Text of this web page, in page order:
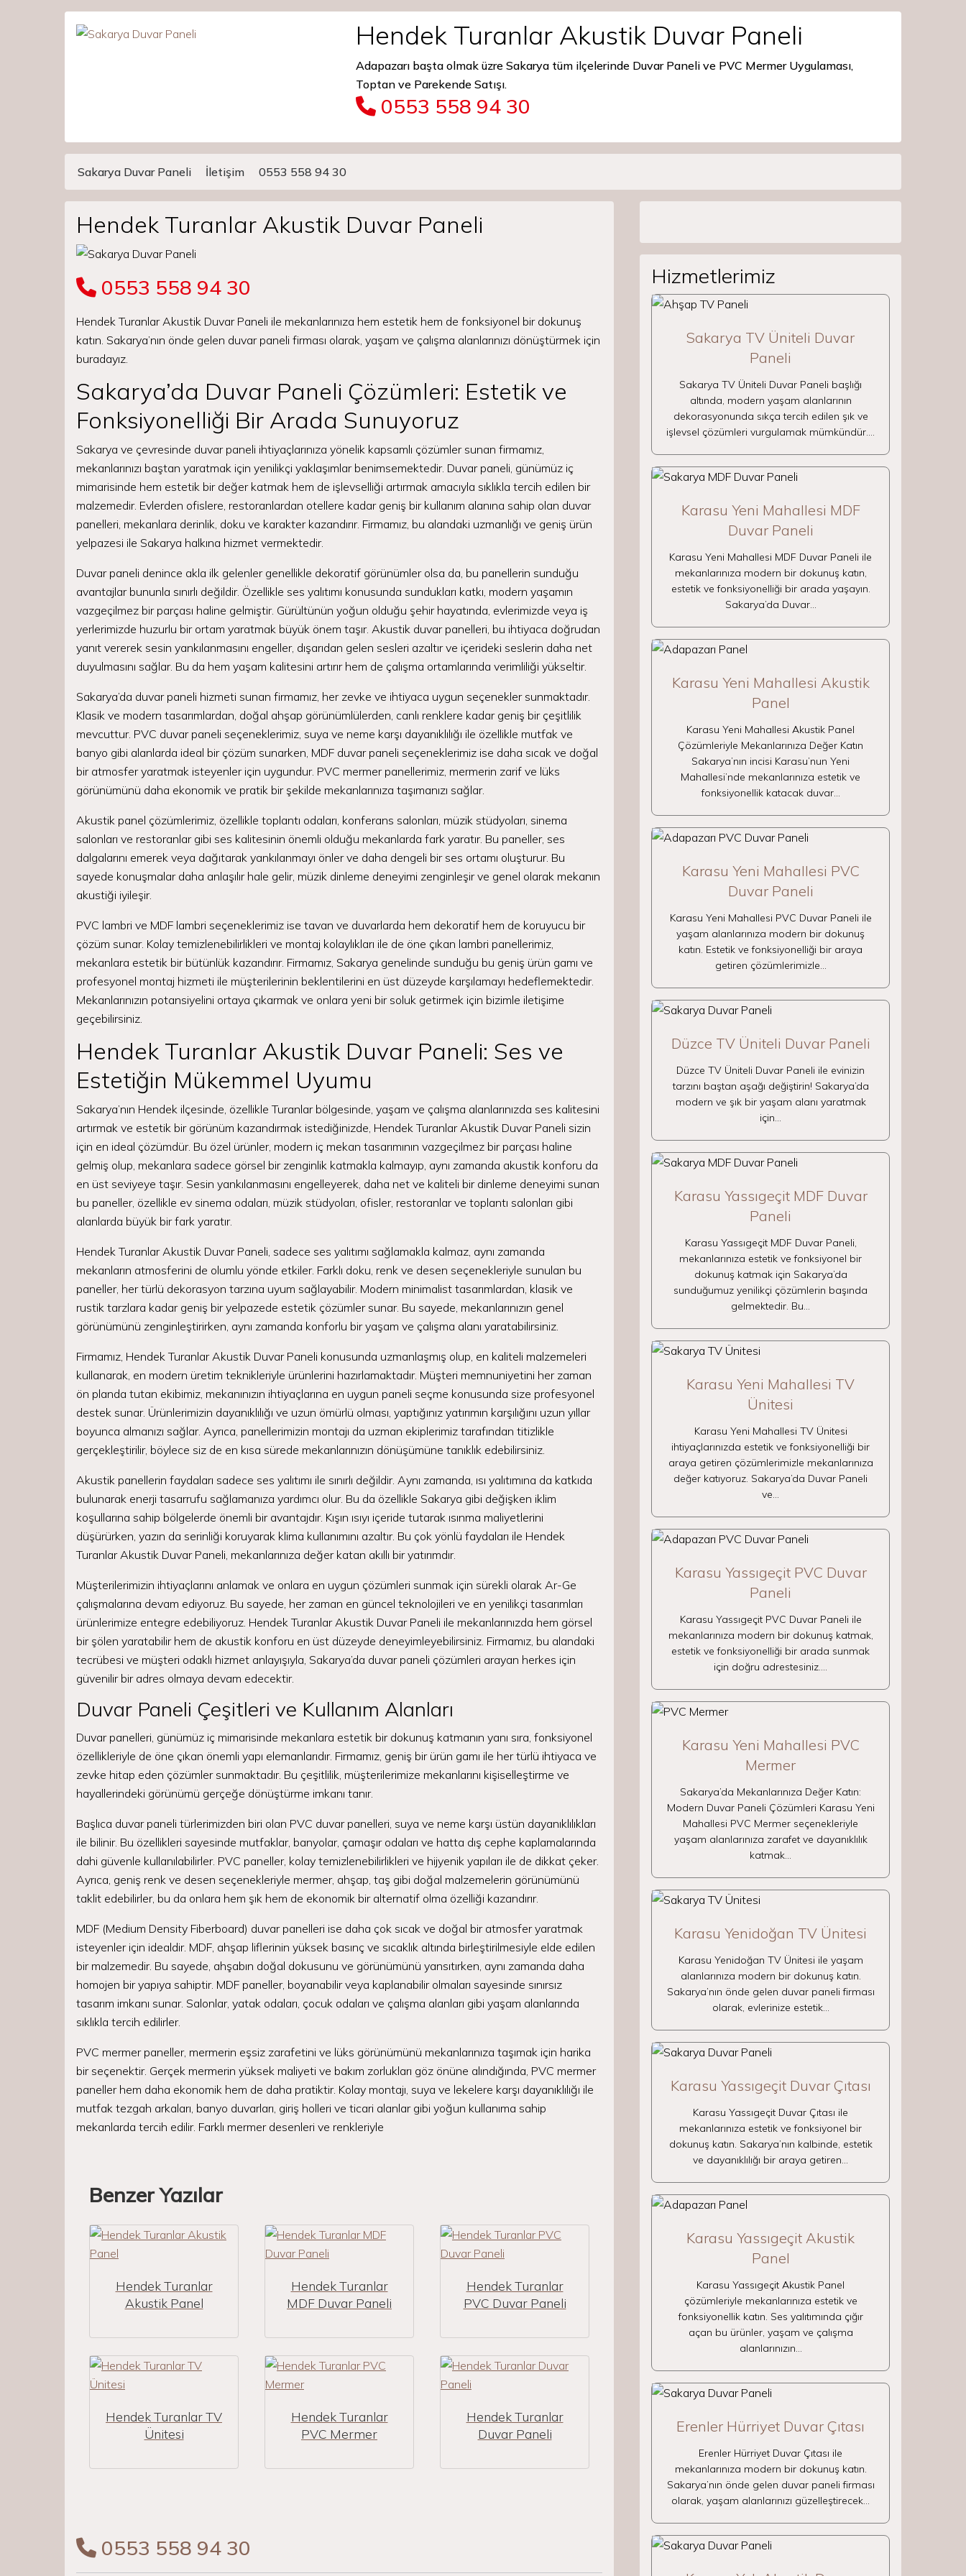
Hendek Turanlar Akustik Duvar Paneli
Adapazarı başta olmak üzre Sakarya tüm ilçelerinde Duvar Paneli ve PVC Mermer Uygulaması,
Toptan ve Parekende Satışı.
0553 558 94 30
Main Navigation
Sakarya Duvar Paneli İletişim 0553 558 94 30
Hendek Turanlar Akustik Duvar Paneli
0553 558 94 30
Hendek Turanlar Akustik Duvar Paneli ile mekanlarınıza hem estetik hem de fonksiyonel bir dokunuş
katın. Sakarya’nın önde gelen duvar paneli firması olarak, yaşam ve çalışma alanlarınızı dönüştürmek için
buradayız.
Sakarya’da Duvar Paneli Çözümleri: Estetik ve
Fonksiyonelliği Bir Arada Sunuyoruz
Sakarya ve çevresinde duvar paneli ihtiyaçlarınıza yönelik kapsamlı çözümler sunan firmamız,
mekanlarınızı baştan yaratmak için yenilikçi yaklaşımlar benimsemektedir. Duvar paneli, günümüz iç
mimarisinde hem estetik bir değer katmak hem de işlevselliği artırmak amacıyla sıklıkla tercih edilen bir
malzemedir. Evlerden ofislere, restoranlardan otellere kadar geniş bir kullanım alanına sahip olan duvar
panelleri, mekanlara derinlik, doku ve karakter kazandırır. Firmamız, bu alandaki uzmanlığı ve geniş ürün
yelpazesi ile Sakarya halkına hizmet vermektedir.
Duvar paneli denince akla ilk gelenler genellikle dekoratif görünümler olsa da, bu panellerin sunduğu
avantajlar bununla sınırlı değildir. Özellikle ses yalıtımı konusunda sundukları katkı, modern yaşamın
vazgeçilmez bir parçası haline gelmiştir. Gürültünün yoğun olduğu şehir hayatında, evlerimizde veya iş
yerlerimizde huzurlu bir ortam yaratmak büyük önem taşır. Akustik duvar panelleri, bu ihtiyaca doğrudan
yanıt vererek sesin yankılanmasını engeller, dışarıdan gelen sesleri azaltır ve içerideki seslerin daha net
duyulmasını sağlar. Bu da hem yaşam kalitesini artırır hem de çalışma ortamlarında verimliliği yükseltir.
Sakarya’da duvar paneli hizmeti sunan firmamız, her zevke ve ihtiyaca uygun seçenekler sunmaktadır.
Klasik ve modern tasarımlardan, doğal ahşap görünümlülerden, canlı renklere kadar geniş bir çeşitlilik
mevcuttur. PVC duvar paneli seçeneklerimiz, suya ve neme karşı dayanıklılığı ile özellikle mutfak ve
banyo gibi alanlarda ideal bir çözüm sunarken, MDF duvar paneli seçeneklerimiz ise daha sıcak ve doğal
bir atmosfer yaratmak isteyenler için uygundur. PVC mermer panellerimiz, mermerin zarif ve lüks
görünümünü daha ekonomik ve pratik bir şekilde mekanlarınıza taşımanızı sağlar.
Akustik panel çözümlerimiz, özellikle toplantı odaları, konferans salonları, müzik stüdyoları, sinema
salonları ve restoranlar gibi ses kalitesinin önemli olduğu mekanlarda fark yaratır. Bu paneller, ses
dalgalarını emerek veya dağıtarak yankılanmayı önler ve daha dengeli bir ses ortamı oluşturur. Bu
sayede konuşmalar daha anlaşılır hale gelir, müzik dinleme deneyimi zenginleşir ve genel olarak mekanın
akustiği iyileşir.
PVC lambri ve MDF lambri seçeneklerimiz ise tavan ve duvarlarda hem dekoratif hem de koruyucu bir
çözüm sunar. Kolay temizlenebilirlikleri ve montaj kolaylıkları ile de öne çıkan lambri panellerimiz,
mekanlara estetik bir bütünlük kazandırır. Firmamız, Sakarya genelinde sunduğu bu geniş ürün gamı ve
profesyonel montaj hizmeti ile müşterilerinin beklentilerini en üst düzeyde karşılamayı hedeflemektedir.
Mekanlarınızın potansiyelini ortaya çıkarmak ve onlara yeni bir soluk getirmek için bizimle iletişime
geçebilirsiniz.
Hendek Turanlar Akustik Duvar Paneli: Ses ve
Estetiğin Mükemmel Uyumu
Sakarya’nın Hendek ilçesinde, özellikle Turanlar bölgesinde, yaşam ve çalışma alanlarınızda ses kalitesini
artırmak ve estetik bir görünüm kazandırmak istediğinizde, Hendek Turanlar Akustik Duvar Paneli sizin
için en ideal çözümdür. Bu özel ürünler, modern iç mekan tasarımının vazgeçilmez bir parçası haline
gelmiş olup, mekanlara sadece görsel bir zenginlik katmakla kalmayıp, aynı zamanda akustik konforu da
en üst seviyeye taşır. Sesin yankılanmasını engelleyerek, daha net ve kaliteli bir dinleme deneyimi sunan
bu paneller, özellikle ev sinema odaları, müzik stüdyoları, ofisler, restoranlar ve toplantı salonları gibi
alanlarda büyük bir fark yaratır.
Hendek Turanlar Akustik Duvar Paneli, sadece ses yalıtımı sağlamakla kalmaz, aynı zamanda
mekanların atmosferini de olumlu yönde etkiler. Farklı doku, renk ve desen seçenekleriyle sunulan bu
paneller, her türlü dekorasyon tarzına uyum sağlayabilir. Modern minimalist tasarımlardan, klasik ve
rustik tarzlara kadar geniş bir yelpazede estetik çözümler sunar. Bu sayede, mekanlarınızın genel
görünümünü zenginleştirirken, aynı zamanda konforlu bir yaşam ve çalışma alanı yaratabilirsiniz.
Firmamız, Hendek Turanlar Akustik Duvar Paneli konusunda uzmanlaşmış olup, en kaliteli malzemeleri
kullanarak, en modern üretim teknikleriyle ürünlerini hazırlamaktadır. Müşteri memnuniyetini her zaman
ön planda tutan ekibimiz, mekanınızın ihtiyaçlarına en uygun paneli seçme konusunda size profesyonel
destek sunar. Ürünlerimizin dayanıklılığı ve uzun ömürlü olması, yaptığınız yatırımın karşılığını uzun yıllar
boyunca almanızı sağlar. Ayrıca, panellerimizin montajı da uzman ekiplerimiz tarafından titizlikle
gerçekleştirilir, böylece siz de en kısa sürede mekanlarınızın dönüşümüne tanıklık edebilirsiniz.
Akustik panellerin faydaları sadece ses yalıtımı ile sınırlı değildir. Aynı zamanda, ısı yalıtımına da katkıda
bulunarak enerji tasarrufu sağlamanıza yardımcı olur. Bu da özellikle Sakarya gibi değişken iklim
koşullarına sahip bölgelerde önemli bir avantajdır. Kışın ısıyı içeride tutarak ısınma maliyetlerini
düşürürken, yazın da serinliği koruyarak klima kullanımını azaltır. Bu çok yönlü faydaları ile Hendek
Turanlar Akustik Duvar Paneli, mekanlarınıza değer katan akıllı bir yatırımdır.
Müşterilerimizin ihtiyaçlarını anlamak ve onlara en uygun çözümleri sunmak için sürekli olarak Ar-Ge
çalışmalarına devam ediyoruz. Bu sayede, her zaman en güncel teknolojileri ve en yenilikçi tasarımları
ürünlerimize entegre edebiliyoruz. Hendek Turanlar Akustik Duvar Paneli ile mekanlarınızda hem görsel
bir şölen yaratabilir hem de akustik konforu en üst düzeyde deneyimleyebilirsiniz. Firmamız, bu alandaki
tecrübesi ve müşteri odaklı hizmet anlayışıyla, Sakarya’da duvar paneli çözümleri arayan herkes için
güvenilir bir adres olmaya devam edecektir.
Duvar Paneli Çeşitleri ve Kullanım Alanları
Duvar panelleri, günümüz iç mimarisinde mekanlara estetik bir dokunuş katmanın yanı sıra, fonksiyonel
özellikleriyle de öne çıkan önemli yapı elemanlarıdır. Firmamız, geniş bir ürün gamı ile her türlü ihtiyaca ve
zevke hitap eden çözümler sunmaktadır. Bu çeşitlilik, müşterilerimize mekanlarını kişiselleştirme ve
hayallerindeki görünümü gerçeğe dönüştürme imkanı tanır.
Başlıca duvar paneli türlerimizden biri olan PVC duvar panelleri, suya ve neme karşı üstün dayanıklılıkları
ile bilinir. Bu özellikleri sayesinde mutfaklar, banyolar, çamaşır odaları ve hatta dış cephe kaplamalarında
dahi güvenle kullanılabilirler. PVC paneller, kolay temizlenebilirlikleri ve hijyenik yapıları ile de dikkat çeker.
Ayrıca, geniş renk ve desen seçenekleriyle mermer, ahşap, taş gibi doğal malzemelerin görünümünü
taklit edebilirler, bu da onlara hem şık hem de ekonomik bir alternatif olma özelliği kazandırır.
MDF (Medium Density Fiberboard) duvar panelleri ise daha çok sıcak ve doğal bir atmosfer yaratmak
isteyenler için idealdir. MDF, ahşap liflerinin yüksek basınç ve sıcaklık altında birleştirilmesiyle elde edilen
bir malzemedir. Bu sayede, ahşabın doğal dokusunu ve görünümünü yansıtırken, aynı zamanda daha
homojen bir yapıya sahiptir. MDF paneller, boyanabilir veya kaplanabilir olmaları sayesinde sınırsız
tasarım imkanı sunar. Salonlar, yatak odaları, çocuk odaları ve çalışma alanları gibi yaşam alanlarında
sıklıkla tercih edilirler.
PVC mermer paneller, mermerin eşsiz zarafetini ve lüks görünümünü mekanlarınıza taşımak için harika
bir seçenektir. Gerçek mermerin yüksek maliyeti ve bakım zorlukları göz önüne alındığında, PVC mermer
paneller hem daha ekonomik hem de daha pratiktir. Kolay montajı, suya ve lekelere karşı dayanıklılığı ile
mutfak tezgah arkaları, banyo duvarları, giriş holleri ve ticari alanlar gibi yoğun kullanıma sahip
mekanlarda tercih edilir. Farklı mermer desenleri ve renkleriyle
Benzer Yazılar
Hendek Turanlar
Akustik Panel
Hendek Turanlar
MDF Duvar Paneli
Hendek Turanlar
PVC Duvar Paneli
Hendek Turanlar TV
Ünitesi
Hendek Turanlar
PVC Mermer
Hendek Turanlar
Duvar Paneli
0553 558 94 30
Hizmetlerimiz
Sakarya TV Üniteli Duvar
Paneli
Sakarya TV Üniteli Duvar Paneli başlığı
altında, modern yaşam alanlarının
dekorasyonunda sıkça tercih edilen şık ve
işlevsel çözümleri vurgulamak mümkündür.…
Karasu Yeni Mahallesi MDF
Duvar Paneli
Karasu Yeni Mahallesi MDF Duvar Paneli ile
mekanlarınıza modern bir dokunuş katın,
estetik ve fonksiyonelliği bir arada yaşayın.
Sakarya’da Duvar…
Karasu Yeni Mahallesi Akustik
Panel
Karasu Yeni Mahallesi Akustik Panel
Çözümleriyle Mekanlarınıza Değer Katın
Sakarya’nın incisi Karasu’nun Yeni
Mahallesi’nde mekanlarınıza estetik ve
fonksiyonellik katacak duvar…
Karasu Yeni Mahallesi PVC
Duvar Paneli
Karasu Yeni Mahallesi PVC Duvar Paneli ile
yaşam alanlarınıza modern bir dokunuş
katın. Estetik ve fonksiyonelliği bir araya
getiren çözümlerimizle…
Düzce TV Üniteli Duvar Paneli
Düzce TV Üniteli Duvar Paneli ile evinizin
tarzını baştan aşağı değiştirin! Sakarya’da
modern ve şık bir yaşam alanı yaratmak
için…
Karasu Yassıgeçit MDF Duvar
Paneli
Karasu Yassıgeçit MDF Duvar Paneli,
mekanlarınıza estetik ve fonksiyonel bir
dokunuş katmak için Sakarya’da
sunduğumuz yenilikçi çözümlerin başında
gelmektedir. Bu…
Karasu Yeni Mahallesi TV
Ünitesi
Karasu Yeni Mahallesi TV Ünitesi
ihtiyaçlarınızda estetik ve fonksiyonelliği bir
araya getiren çözümlerimizle mekanlarınıza
değer katıyoruz. Sakarya’da Duvar Paneli
ve…
Karasu Yassıgeçit PVC Duvar
Paneli
Karasu Yassıgeçit PVC Duvar Paneli ile
mekanlarınıza modern bir dokunuş katmak,
estetik ve fonksiyonelliği bir arada sunmak
için doğru adrestesiniz.…
Karasu Yeni Mahallesi PVC
Mermer
Sakarya’da Mekanlarınıza Değer Katın:
Modern Duvar Paneli Çözümleri Karasu Yeni
Mahallesi PVC Mermer seçenekleriyle
yaşam alanlarınıza zarafet ve dayanıklılık
katmak…
Karasu Yenidoğan TV Ünitesi
Karasu Yenidoğan TV Ünitesi ile yaşam
alanlarınıza modern bir dokunuş katın.
Sakarya’nın önde gelen duvar paneli firması
olarak, evlerinize estetik…
Karasu Yassıgeçit Duvar Çıtası
Karasu Yassıgeçit Duvar Çıtası ile
mekanlarınıza estetik ve fonksiyonel bir
dokunuş katın. Sakarya’nın kalbinde, estetik
ve dayanıklılığı bir araya getiren…
Karasu Yassıgeçit Akustik
Panel
Karasu Yassıgeçit Akustik Panel
çözümleriyle mekanlarınıza estetik ve
fonksiyonellik katın. Ses yalıtımında çığır
açan bu ürünler, yaşam ve çalışma
alanlarınızın…
Erenler Hürriyet Duvar Çıtası
Erenler Hürriyet Duvar Çıtası ile
mekanlarınıza modern bir dokunuş katın.
Sakarya’nın önde gelen duvar paneli firması
olarak, yaşam alanlarınızı güzelleştirecek…